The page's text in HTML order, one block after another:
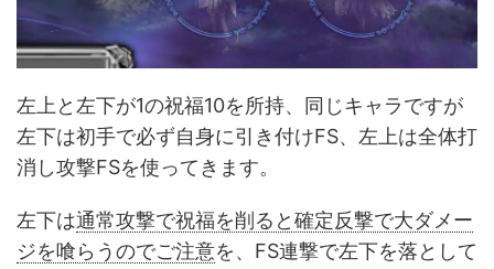
左上と左下が1の祝福10を所持、同じキャラですが
左下は初手で必ず自身に引き付けFS、左上は全体打
消し攻撃FSを使ってきます。
左下は通常攻撃で祝福を削ると確定反撃で大ダメー
ジを喰らうのでご注意を、FS連撃で左下を落として